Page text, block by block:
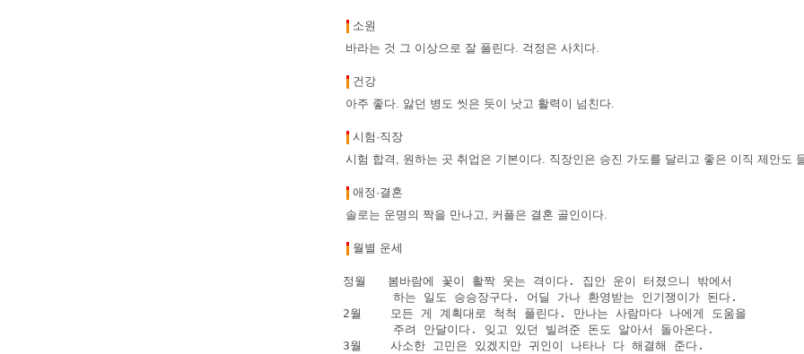
소원
바라는 것 그 이상으로 잘 풀린다. 걱정은 사치다.
건강
아주 좋다. 앓던 병도 씻은 듯이 낫고 활력이 넘친다.
시험·직장
시험 합격, 원하는 곳 취업은 기본이다. 직장인은 승진 가도를 달리고 좋은 이직 제안도
애정·결혼
솔로는 운명의 짝을 만나고, 커플은 결혼 골인이다.
월별 운세
정월   봄바람에 꽃이 활짝 웃는 격이다. 집안 운이 터졌으니 밖에서
       하는 일도 승승장구다. 어딜 가나 환영받는 인기쟁이가 된다.
2월    모든 게 계획대로 척척 풀린다. 만나는 사람마다 나에게 도움을
       주려 안달이다. 잊고 있던 빌려준 돈도 알아서 돌아온다.
3월    사소한 고민은 있겠지만 귀인이 나타나 다 해결해 준다.